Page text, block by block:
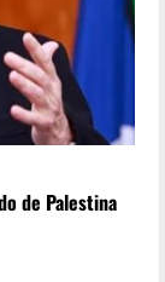
de Palestina